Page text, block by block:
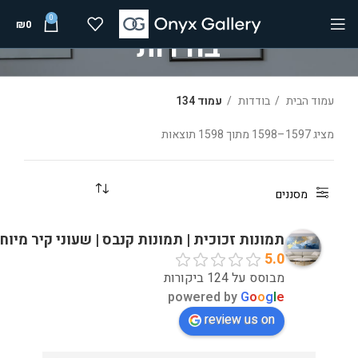
0
₪0
בודדות
עמוד הבית בודדות
עמוד 134
מציג 1597–1598 מתוך 1598 תוצאות
מסננים
תמונות זכוכית | תמונות קנבס | שעוני קיר
5.0
מבוסס על 124 ביקורות
powered by Google
review us on